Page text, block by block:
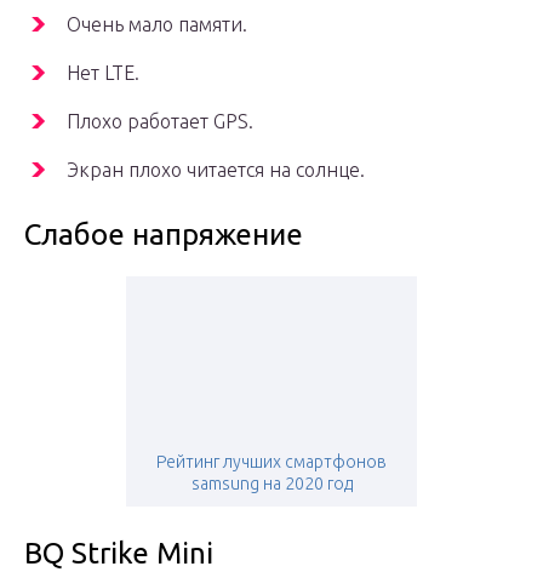
Очень мало памяти.
Нет LTE.
Плохо работает GPS.
Экран плохо читается на солнце.
Слабое напряжение
Рейтинг лучших смартфонов
samsung на 2020 год
BQ Strike Mini